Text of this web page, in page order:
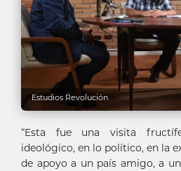
Estudios Revolución
“Esta fue una visita
ideológico, en lo político, en la
de apoyo a un país amigo, a